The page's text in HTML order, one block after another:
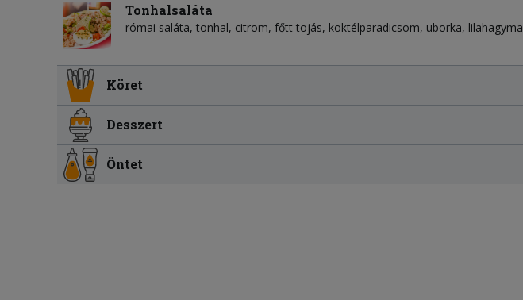
Tonhalsaláta
római saláta, tonhal, citrom, főtt tojás, koktélparadicsom, uborka, lilahagyma
Köret
Desszert
Öntet